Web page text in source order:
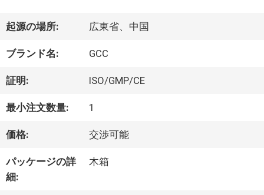
品
ビ
デ
オ
わ
起源の場所: 広東省、中国
ブランド名: GCC
証明: ISO/GMP/CE
最小注文数量: 1
価格: 交渉可能
パッケージの詳
細:
木箱